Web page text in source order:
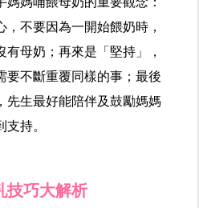
不要因為一開始餵奶時，
母奶；再來是「堅持」，
要不斷重覆同樣的事；最後
先生最好能陪伴及鼓勵媽媽
持。
技巧大解析